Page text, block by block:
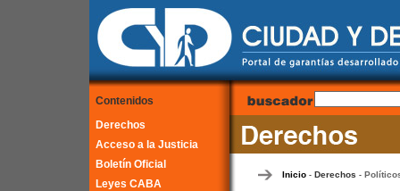
Contenidos
Derechos
Acceso a la Justicia
Boletín Oficial
Leyes CABA
Inicio- Derechos -